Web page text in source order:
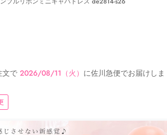
文で 2026/08/11（火） に佐川急便でお届けしま